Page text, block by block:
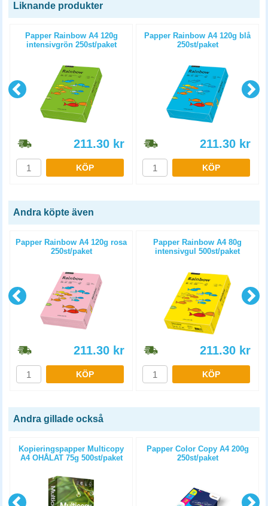
Liknande produkter
Papper Rainbow A4 120g
intensivgrön 250st/paket
211.30 kr
KÖP
Papper Rainbow A4 120g blå
250st/paket
211.30 kr
KÖP
Andra köpte även
Papper Rainbow A4 120g rosa
250st/paket
211.30 kr
KÖP
Papper Rainbow A4 80g
intensivgul 500st/paket
211.30 kr
KÖP
Andra gillade också
Kopieringspapper Multicopy
A4 OHÅLAT 75g 500st/paket
Papper Color Copy A4 200g
250st/paket